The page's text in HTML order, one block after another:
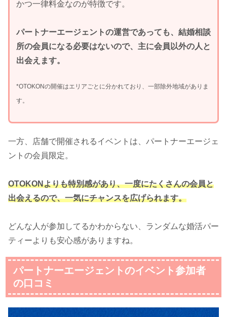
かつ一律料金なのが特徴です。
パートナーエージェントの運営であっても、結婚相談
所の会員になる必要はないので、主に会員以外の人と
出会えます。
*OTOKONの開催はエリアごとに分かれており、一部除外地域がありま
す。
一方、店舗で開催されるイベントは、パートナーエージェ
ントの会員限定。
OTOKONよりも特別感があり、一度にたくさんの会員と
出会えるので、一気にチャンスを広げられます。
どんな人が参加してるかわからない、ランダムな婚活パー
ティーよりも安心感がありますね。
パートナーエージェントのイベント参加者
の口コミ